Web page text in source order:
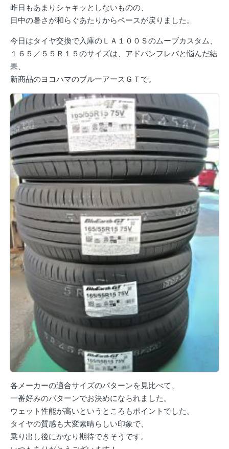
昨日もあまりシャキッとしないものの、
日中の暑さが和らぐあたりからペースが戻りました。
今日はタイヤ交換で入庫のＬＡ１００Ｓのムーブカスタム、
１６５／５５Ｒ１５のサイズは、アドバンフレバと悩んだ結
果、
新商品のヨコハマのブルーアースＧＴで。
各メーカーの適合サイズのパターンを見比べて、
一番好みのパターンでお決めになられました。
ウェット性能が高いというところもポイントでした。
タイヤの質感も大変素晴らしい印象で、
乗り出し後にかなり期待できそうです。